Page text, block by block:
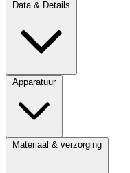
Data & Details
Apparatuur
Materiaal & verzorging